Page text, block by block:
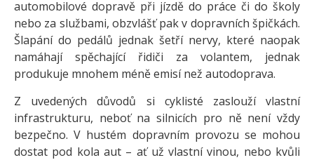
automobilové dopravě při jízdě do práce či do školy
nebo za službami, obzvlášť pak v dopravních špičkách.
Šlapání do pedálů jednak šetří nervy, které naopak
namáhají spěchající řidiči za volantem, jednak
produkuje mnohem méně emisí než autodoprava.
Z uvedených důvodů si cyklisté zaslouží vlastní
infrastrukturu, neboť na silnicích pro ně není vždy
bezpečno. V hustém dopravním provozu se mohou
dostat pod kola aut – ať už vlastní vinou, nebo kvůli